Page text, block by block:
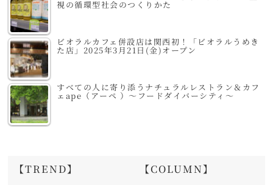
視の循環型社会のつくりかた
ビオラルカフェ併設店は関西初！「ビオラルうめき
た店」2025年3月21日(金)オープン
すべての人に寄り添うナチュラルレストラン＆カフ
ェape（アーペ ）～フードダイバーシティ～
【TREND】 【COLUMN】